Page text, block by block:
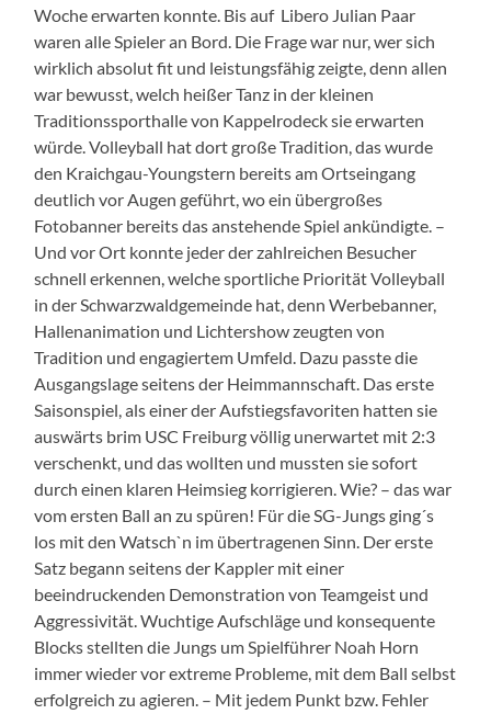
Woche erwarten konnte. Bis auf Libero Julian Paar
waren alle Spieler an Bord. Die Frage war nur, wer sich
wirklich absolut fit und leistungsfähig zeigte, denn allen
war bewusst, welch heißer Tanz in der kleinen
Traditionssporthalle von Kappelrodeck sie erwarten
würde. Volleyball hat dort große Tradition, das wurde
den Kraichgau-Youngstern bereits am Ortseingang
deutlich vor Augen geführt, wo ein übergroßes
Fotobanner bereits das anstehende Spiel ankündigte. –
Und vor Ort konnte jeder der zahlreichen Besucher
schnell erkennen, welche sportliche Priorität Volleyball
in der Schwarzwaldgemeinde hat, denn Werbebanner,
Hallenanimation und Lichtershow zeugten von
Tradition und engagiertem Umfeld. Dazu passte die
Ausgangslage seitens der Heimmannschaft. Das erste
Saisonspiel, als einer der Aufstiegsfavoriten hatten sie
auswärts brim USC Freiburg völlig unerwartet mit 2:3
verschenkt, und das wollten und mussten sie sofort
durch einen klaren Heimsieg korrigieren. Wie? – das war
vom ersten Ball an zu spüren! Für die SG-Jungs ging´s
los mit den Watsch`n im übertragenen Sinn. Der erste
Satz begann seitens der Kappler mit einer
beeindruckenden Demonstration von Teamgeist und
Aggressivität. Wuchtige Aufschläge und konsequente
Blocks stellten die Jungs um Spielführer Noah Horn
immer wieder vor extreme Probleme, mit dem Ball selbst
erfolgreich zu agieren. – Mit jedem Punkt bzw. Fehler